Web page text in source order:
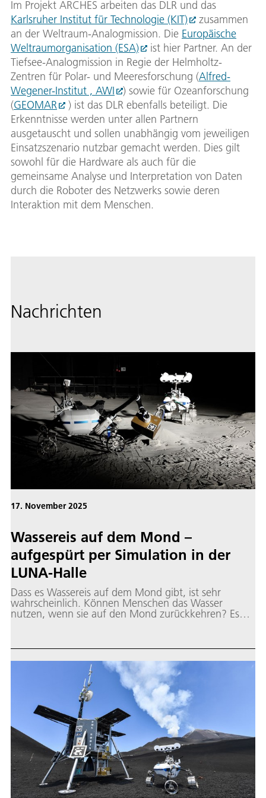
Im Projekt ARCHES arbeiten das DLR und das
Karlsruher Institut für Technologie (KIT)
zusammen
an der Weltraum-Analogmission. Die Europäische
Weltraumorganisation (ESA)
ist hier Partner. An der
Tiefsee-Analogmission in Regie der Helmholtz-
Zentren für Polar- und Meeresforschung (Alfred-
Wegener-Institut , AWI
) sowie für Ozeanforschung
(GEOMAR
) ist das DLR ebenfalls beteiligt. Die
Erkenntnisse werden unter allen Partnern
ausgetauscht und sollen unabhängig vom jeweiligen
Einsatzszenario nutzbar gemacht werden. Dies gilt
sowohl für die Hardware als auch für die
gemeinsame Analyse und Interpretation von Daten
durch die Roboter des Netzwerks sowie deren
Interaktion mit dem Menschen.
Nachrichten
17. November 2025
Wassereis auf dem Mond –
aufgespürt per Simulation in der
LUNA-Halle
Dass es Wassereis auf dem Mond gibt, ist sehr
wahrscheinlich. Können Menschen das Wasser
nutzen, wenn sie auf den Mond zurückkehren? Es
mehreren Universitäten getestet, wie sich Wasser auf
LUNA-Anlage in Köln, wo robotische und
astronautische Mondmissionen realitätsnah
vorbereitet werden können.